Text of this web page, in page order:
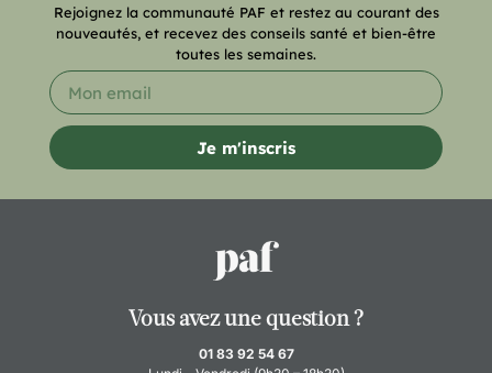
Rejoignez la communauté PAF et restez au courant des
nouveautés, et recevez des conseils santé et bien-être
toutes les semaines.
Je m'inscris
Vous avez une question ?
01 83 92 54 67